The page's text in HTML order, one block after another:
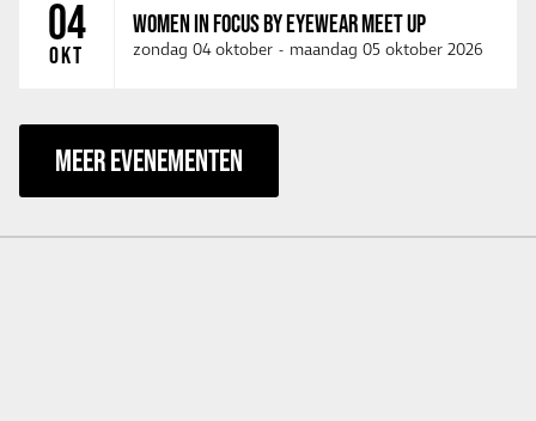
04
OKT
WOMEN IN FOCUS BY EYEWEAR MEET UP
zondag 04 oktober - maandag 05 oktober 2026
MEER EVENEMENTEN